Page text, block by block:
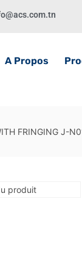
A Propos
FRINGING J-